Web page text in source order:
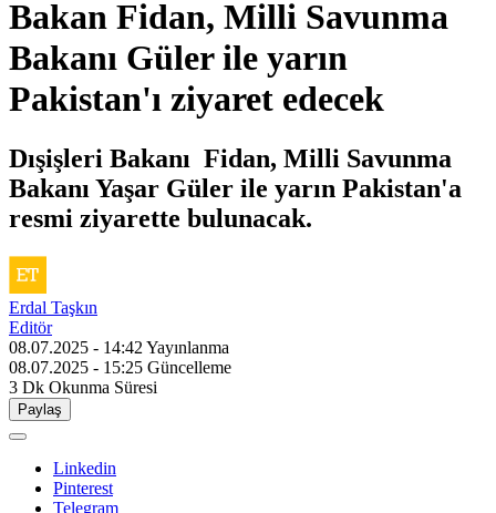
Bakan Fidan, Milli Savunma
Bakanı Güler ile yarın
Pakistan'ı ziyaret edecek
Dışişleri Bakanı Fidan, Milli Savunma
Bakanı Yaşar Güler ile yarın Pakistan'a
resmi ziyarette bulunacak.
Erdal Taşkın
Editör
08.07.2025 - 14:42 Yayınlanma
08.07.2025 - 15:25 Güncelleme
3 Dk Okunma Süresi
Paylaş
Linkedin
Pinterest
Telegram